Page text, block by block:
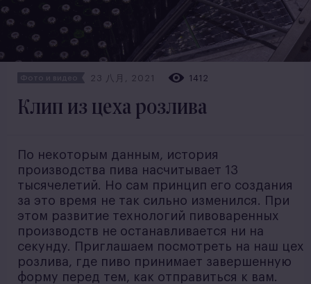
23 八月, 2021 1412
Клип из цеха розлива
По некоторым данным, история
производства пива насчитывает 13
тысячелетий. Но сам принцип его создания
за это время не так сильно изменился. При
этом развитие технологий пивоваренных
производств не останавливается ни на
секунду. Приглашаем посмотреть на наш цех
розлива, где пиво принимает завершенную
форму перед тем, как отправиться к вам.